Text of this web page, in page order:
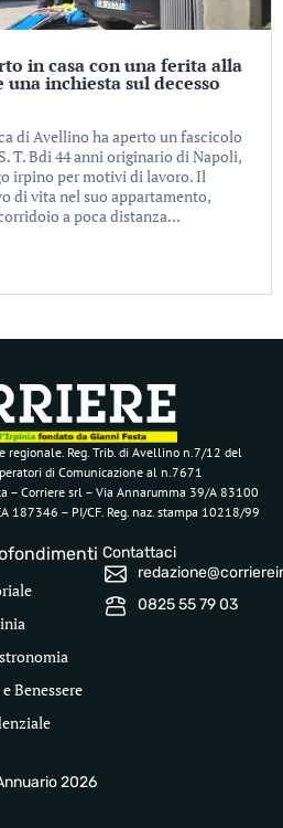
in casa con una ferita alla
inchiesta sul decesso
di Avellino ha aperto un fascicolo
T. Bdi 44 anni originario di Napoli,
irpino per motivi di lavoro. Il
di vita nel suo appartamento,
a poca distanza...
regionale. Reg. Trib. di Avellino n.7/12 del
di Comunicazione al n.7671
– Corriere srl – Via Annarumma 39/A 83100
187346 – PI/CF. Reg. naz. stampa 10218/99
Benessere
2026
Contattaci
0825 55 79 03